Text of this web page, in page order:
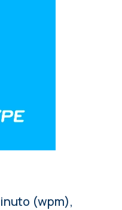
(wpm),